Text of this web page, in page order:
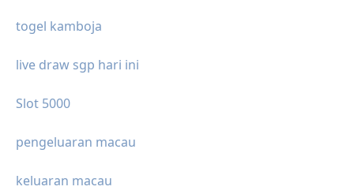
togel kamboja
live draw sgp hari ini
Slot 5000
pengeluaran macau
keluaran macau